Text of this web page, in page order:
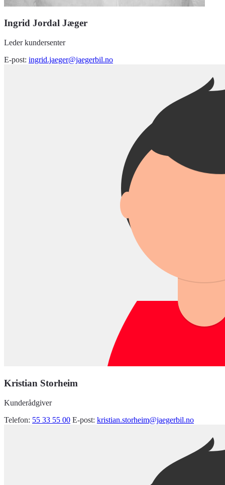
Ingrid Jordal Jæger
Leder kundersenter
E-post: ingrid.jaeger@jaegerbil.no
Kristian Storheim
Kunderådgiver
Telefon: 55 33 55 00 E-post: kristian.storheim@jaegerbil.no